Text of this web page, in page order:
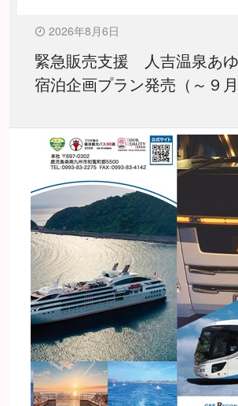
2026年8月6日
緊急販売支援 人吉温泉あ
宿泊企画プラン発売（～９月